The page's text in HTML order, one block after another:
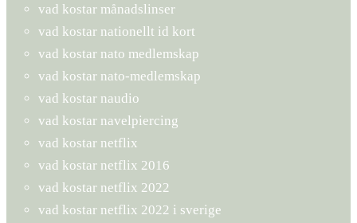
vad kostar månadslinser
vad kostar nationellt id kort
vad kostar nato medlemskap
vad kostar nato-medlemskap
vad kostar naudio
vad kostar navelpiercing
vad kostar netflix
vad kostar netflix 2016
vad kostar netflix 2022
vad kostar netflix 2022 i sverige